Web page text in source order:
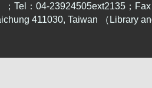
Tel：04-23924505ext2135；
411030, Taiwan （Library